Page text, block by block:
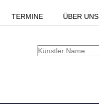
TERMINE ÜBER UNS